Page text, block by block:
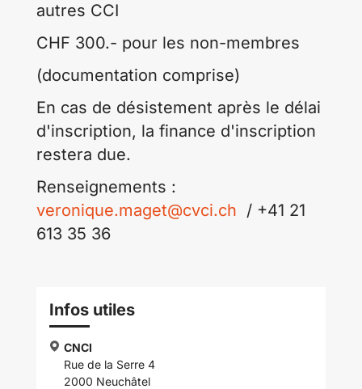
autres CCI
CHF 300.- pour les non-membres
(documentation comprise)
En cas de désistement après le délai
d'inscription, la finance d'inscription
restera due.
Renseignements :
veronique.maget@cvci.ch / +41 21
613 35 36
Infos utiles
CNCI
Rue de la Serre 4
2000 Neuchâtel